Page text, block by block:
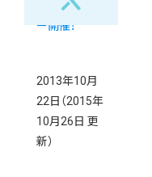
ザインセミナ
ー開催！
2013年10月
22日 （2015年
10月26日 更
新）